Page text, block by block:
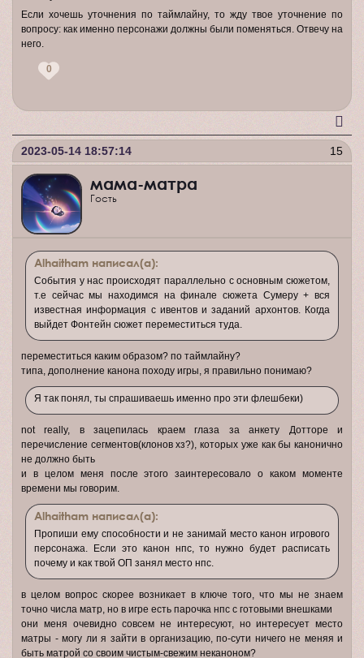
Если хочешь уточнения по таймлайну, то жду твое уточнение по
вопросу: как именно персонажи должны были поменяться. Отвечу на
него.
0
15
2023-05-14 18:57:14
мама-матра
Гость
Alhaitham написал(а):
События у нас происходят параллельно с основным сюжетом,
т.е сейчас мы находимся на финале сюжета Сумеру + вся
известная информация с ивентов и заданий архонтов. Когда
выйдет Фонтейн сюжет переместиться туда.
переместиться каким образом? по таймлайну?
типа, дополнение канона походу игры, я правильно понимаю?
Я так понял, ты спрашиваешь именно про эти флешбеки)
not really, в зацепилась краем глаза за анкету Дотторе и
перечисление сегментов(клонов хз?), которых уже как бы канонично
не должно быть
и в целом меня после этого заинтересовало о каком моменте
времени мы говорим.
Alhaitham написал(а):
Пропиши ему способности и не занимай место канон игрового
персонажа. Если это канон нпс, то нужно будет расписать
почему и как твой ОП занял место нпс.
в целом вопрос скорее возникает в ключе того, что мы не знаем
точно числа матр, но в игре есть парочка нпс с готовыми внешками
они меня очевидно совсем не интересуют, но интересует место
матры - могу ли я зайти в организацию, по-сути ничего не меняя и
быть матрой со своим чистым-свежим неканоном?